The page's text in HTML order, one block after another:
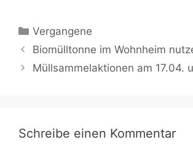
Kategorien
Vergangene
Biomülltonne im Wohnheim
Müllsammelaktionen am 17.04.
Schreibe einen Kommentar